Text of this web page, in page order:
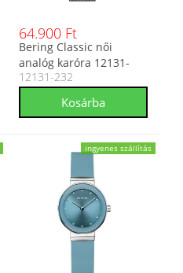
64.900 Ft
Bering Classic női
analóg karóra 12131-
232
12131-232
ingyenes szállítás